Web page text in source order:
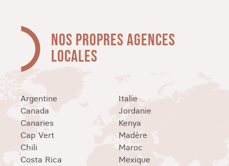
NOS PROPRES AGENCES
LOCALES
Argentine
Canada
Canaries
Cap Vert
Chili
Costa Rica
Italie
Jordanie
Kenya
Madère
Maroc
Mexique